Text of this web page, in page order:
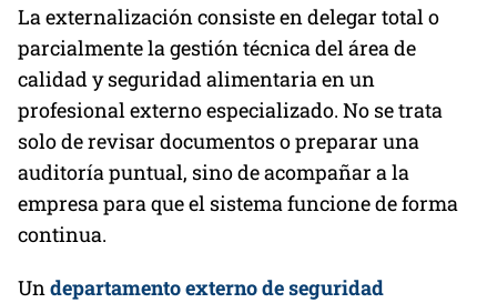
La externalización consiste en delegar total o
parcialmente la gestión técnica del área de
calidad y seguridad alimentaria en un
profesional externo especializado. No se trata
solo de revisar documentos o preparar una
auditoría puntual, sino de acompañar a la
empresa para que el sistema funcione de forma
continua.
Un departamento externo de seguridad